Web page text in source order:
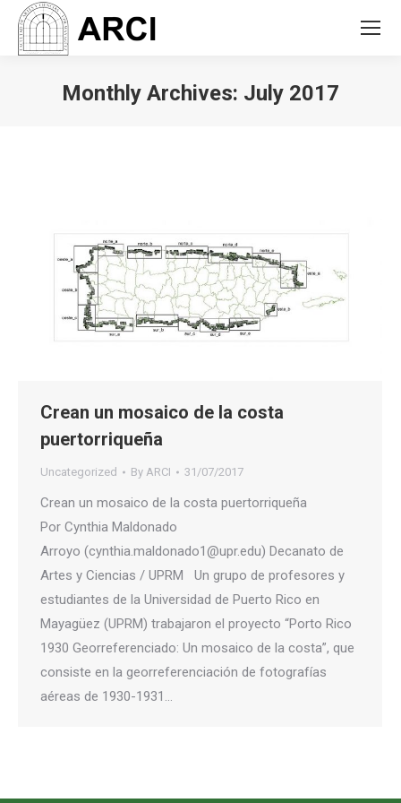
Monthly Archives: July 2017
Crean un mosaico de la costa
puertorriqueña
Uncategorized By ARCI 31/07/2017
Crean un mosaico de la costa puertorriqueña
Por Cynthia Maldonado
Arroyo (cynthia.maldonado1@upr.edu) Decanato de
Artes y Ciencias / UPRM Un grupo de profesores y
estudiantes de la Universidad de Puerto Rico en
Mayagüez (UPRM) trabajaron el proyecto “Porto Rico
1930 Georreferenciado: Un mosaico de la costa”, que
consiste en la georreferenciación de fotografías
aéreas de 1930-1931…